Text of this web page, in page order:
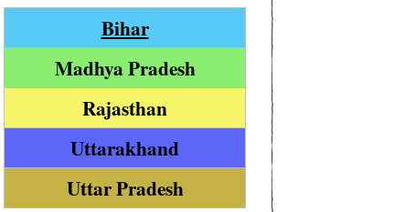
Bihar
Madhya Pradesh
Rajasthan
Uttarakhand
Uttar Pradesh